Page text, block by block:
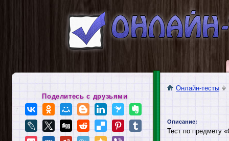
Онлайн-тесты
Описание:
Тест по предмету
Поделитесь с друзьями